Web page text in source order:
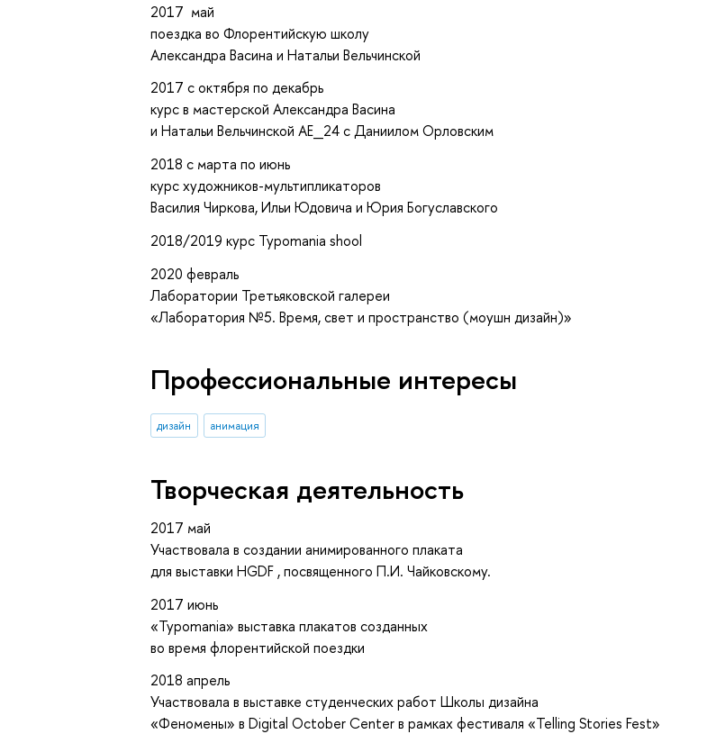
2017 май
поездка во Флорентийскую школу
Александра Васина и Натальи Вельчинской
2017 с октября по декабрь
курс в мастерской Александра Васина
и Натальи Вельчинской AE_24 с Даниилом Орловским
2018 с марта по июнь
курс художников-мультипликаторов
Василия Чиркова, Ильи Юдовича и Юрия Богуславского
2018/2019 курс Typomania shool
2020 февраль
Лаборатории Третьяковской галереи
«Лаборатория №5. Время, свет и пространство (моушн дизайн)»
Профессиональные интересы
дизайн анимация
Творческая деятельность
2017 май
Участвовала в создании анимированного плаката
для выставки HGDF , посвященного П.И. Чайковскому.
2017 июнь
«Typomania» выставка плакатов созданных
во время флорентийской поездки
2018 апрель
Участвовала в выставке студенческих работ Школы дизайна
«Феномены» в Digital October Center в рамках фестиваля «Telling Stories Fest»